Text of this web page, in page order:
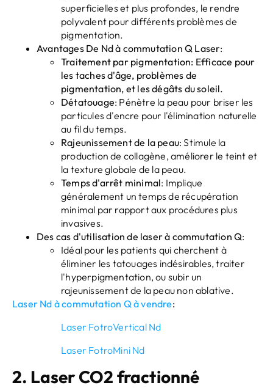
superficielles et plus profondes, le rendre
polyvalent pour différents problèmes de
pigmentation.
Avantages De Nd à commutation Q Laser:
Traitement par pigmentation: Efficace pour
les taches d'âge, problèmes de
pigmentation, et les dégâts du soleil.
Détatouage: Pénètre la peau pour briser les
particules d'encre pour l'élimination naturelle
au fil du temps.
Rajeunissement de la peau: Stimule la
production de collagène, améliorer le teint et
la texture globale de la peau.
Temps d'arrêt minimal: Implique
généralement un temps de récupération
minimal par rapport aux procédures plus
invasives.
Des cas d'utilisation de laser à commutation Q:
Idéal pour les patients qui cherchent à
éliminer les tatouages ​​indésirables, traiter
l'hyperpigmentation, ou subir un
rajeunissement de la peau non ablative.
Laser Nd à commutation Q à vendre:
Laser FotroVertical Nd
Laser FotroMini Nd
2. Laser CO2 fractionné